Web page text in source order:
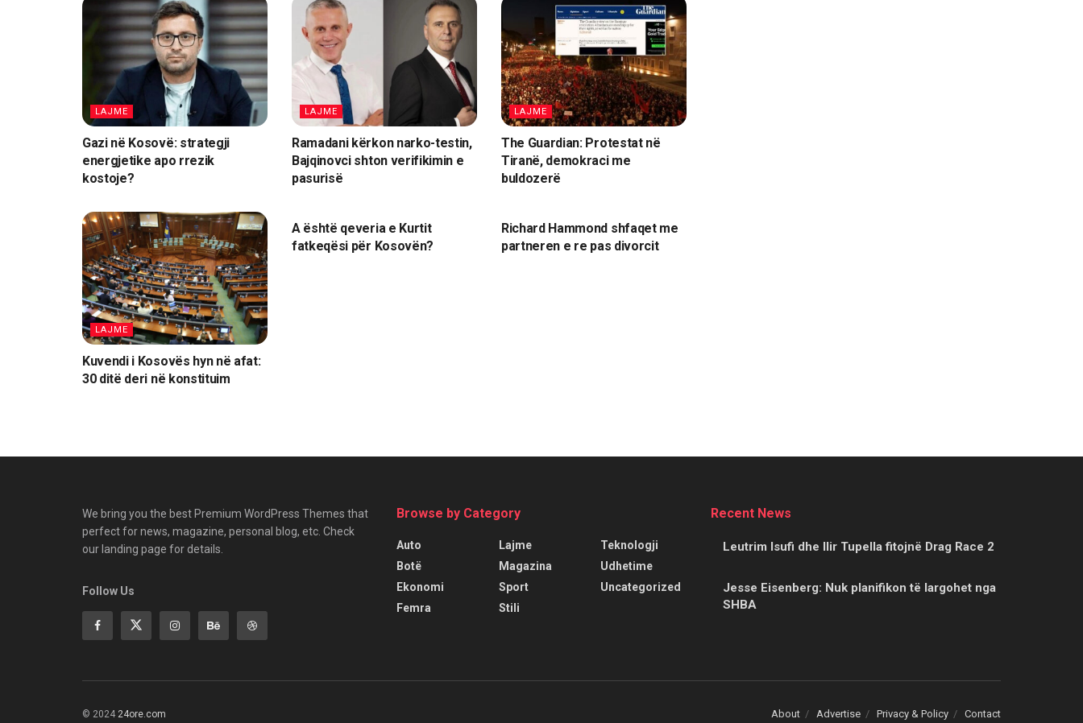
LAJME
Gazi në Kosovë: strategji
energjetike apo rrezik
kostoje?
LAJME
Ramadani kërkon narko-testin,
Bajqinovci shton verifikimin e
pasurisë
LAJME
The Guardian: Protestat në
Tiranë, demokraci me
buldozerë
LAJME
Kuvendi i Kosovës hyn në afat:
30 ditë deri në konstituim
A është qeveria e Kurtit
fatkeqësi për Kosovën?
Richard Hammond shfaqet me
partneren e re pas divorcit
We bring you the best Premium WordPress Themes that
perfect for news, magazine, personal blog, etc. Check
our landing page for details.
Follow Us
Browse by Category
Auto
Botë
Ekonomi
Femra
Lajme
Magazina
Sport
Stili
Teknologji
Udhetime
Uncategorized
Recent News
Leutrim Isufi dhe Ilir Tupella fitojnë Drag Race 2
Jesse Eisenberg: Nuk planifikon të largohet nga
SHBA
About Advertise Privacy & Policy Contact
© 2024 24ore.com